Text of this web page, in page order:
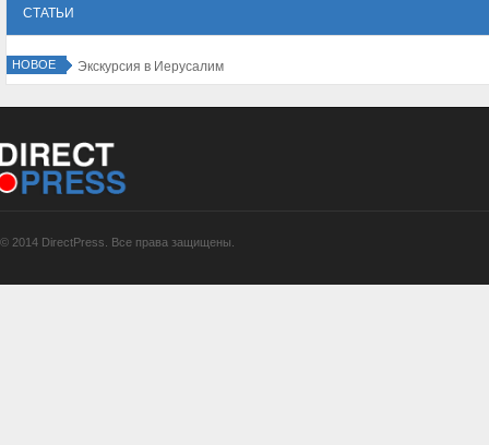
СТАТЬИ
НОВОЕ Экскурсия в Иерусалим
© 2014 DirectPress. Все права защищены.